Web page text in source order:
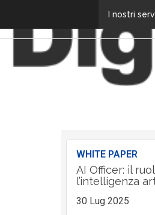
I nostri
WHITE PAPER
AI Officer: il
l’intelligenza
30 Lug 2025